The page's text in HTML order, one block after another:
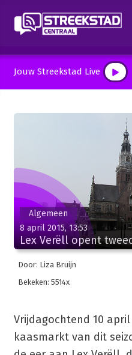
Jouw Streekstad Live
Algemeen
8 april 2015, 13:53
Lex Verëll opent
Door: Liza Bruijn
Bekeken: 5514x
Vrijdagochtend 10
kaasmarkt van dit